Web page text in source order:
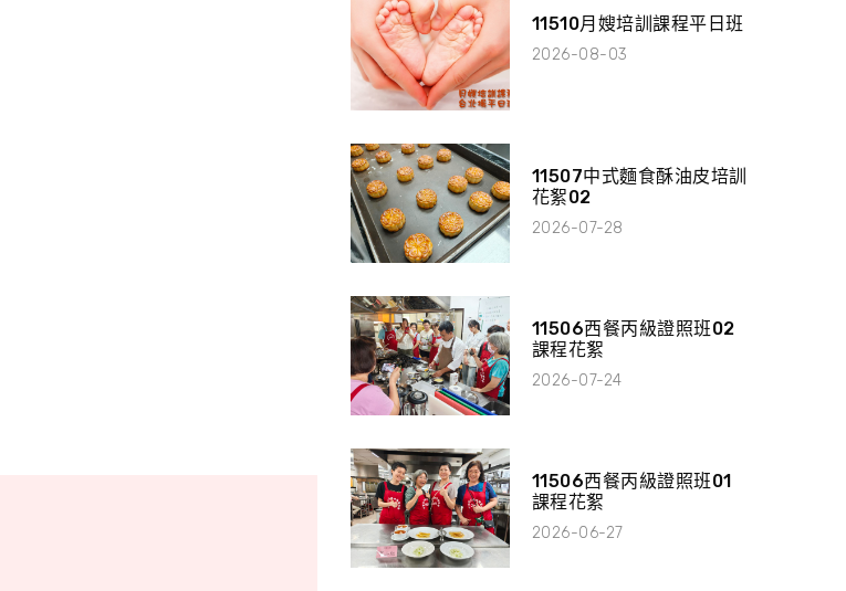
11510月嫂培訓課程平日班
2026-08-03
11507中式麵食酥油皮培訓
花絮02
2026-07-28
11506西餐丙級證照班02
課程花絮
2026-07-24
11506西餐丙級證照班01
課程花絮
2026-06-27